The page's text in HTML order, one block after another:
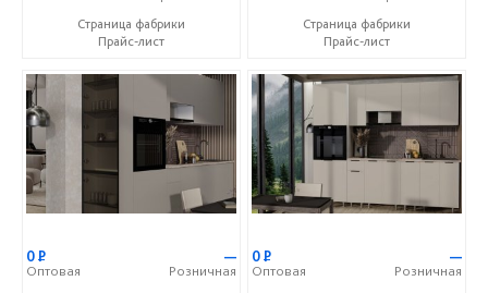
Страница фабрики
Прайс-лист
Страница фабрики
Прайс-лист
0Р
Оптовая
—
Розничная
0Р
Оптовая
—
Розничная